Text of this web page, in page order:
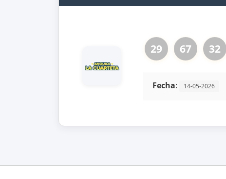
29 67 32
Fecha: 14-05-2026